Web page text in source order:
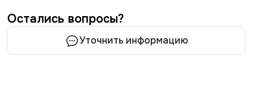
Остались вопросы?
Уточнить информацию